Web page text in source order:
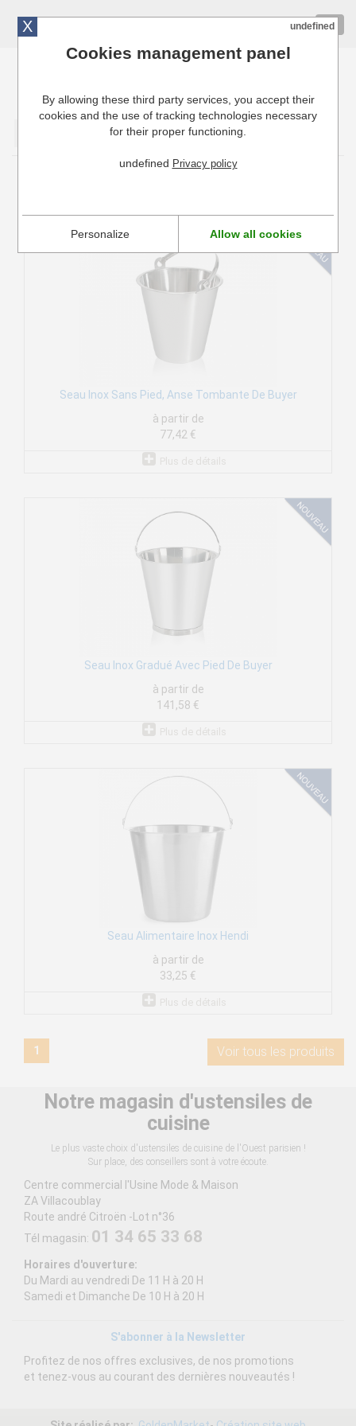
Cuisinresto: Ustensiles de cuisine pour professionnels
Seau Inox Sans Pied, Anse Tombante De Buyer
à partir de
77,42 €
Seau Inox Gradué Avec Pied De Buyer
à partir de
141,58 €
Seau Alimentaire Inox Hendi
à partir de
33,25 €
1 Voir tous les produits
Notre magasin d'ustensiles de
cuisine
Le plus vaste choix d'ustensiles de cuisine de l'Ouest parisien !
Sur place, des conseillers sont à votre écoute.
Centre commercial l'Usine Mode & Maison
ZA Villacoublay
Route andré Citroën -Lot n°36
Tél magasin: 01 34 65 33 68
Horaires d'ouverture:
Du Mardi au vendredi De 11 H à 20 H
Samedi et Dimanche De 10 H à 20 H
S'abonner à la Newsletter
Profitez de nos offres exclusives, de nos promotions
et tenez-vous au courant des dernières nouveautés !
X undefined
Cookies management panel
By allowing these third party services, you accept their
cookies and the use of tracking technologies necessary
for their proper functioning.
undefined Privacy policy
Personalize Allow all cookies